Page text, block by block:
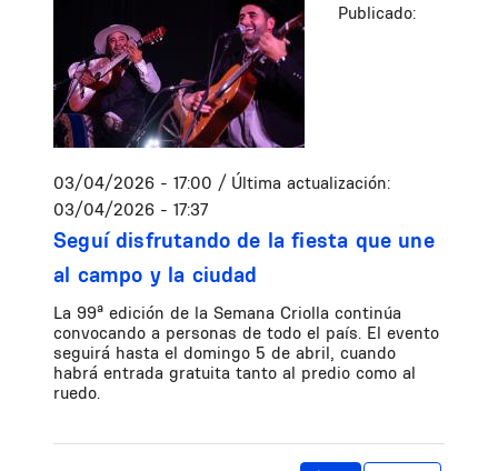
Publicado:
03/04/2026 - 17:00 / Última actualización:
03/04/2026 - 17:37
Seguí disfrutando de la fiesta que une
al campo y la ciudad
La 99ª edición de la Semana Criolla continúa
convocando a personas de todo el país. El evento
seguirá hasta el domingo 5 de abril, cuando
habrá entrada gratuita tanto al predio como al
ruedo.